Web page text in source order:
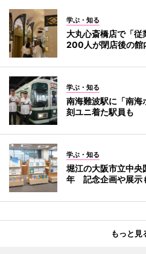
学ぶ・知る
大丸心斎橋店で「
200人が閉店後の館
学ぶ・知る
南海難波駅に「南
刻ユニ着た駅員も
学ぶ・知る
堀江の大阪市立中
年 記念企画や展示
もっと見